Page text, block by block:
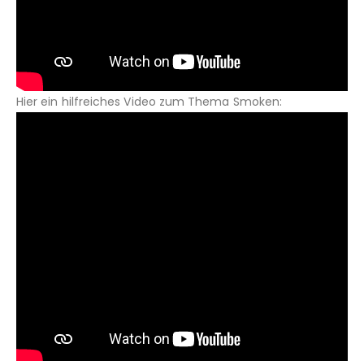
Hier ein hilfreiches Video zum Thema Smoken: